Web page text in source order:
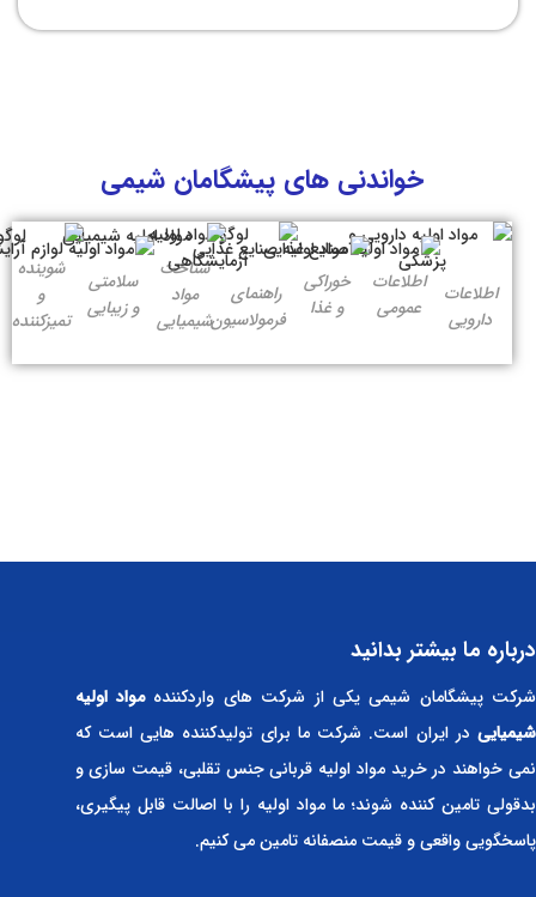
خواندنی های پیشگامان شیمی
اطلاعات
دارویی
اطلاعات
عمومی
خوراکی
و غذا
راهنمای
فرمولاسیون
شناخت
مواد
شیمیایی
سلامتی
و زیبایی
شوینده
و
تمیزکننده
درباره ما بیشتر بدانید
شرکت پیشگامان شیمی یکی از شرکت های واردکنندهمواد اولیه
شیمیایی در ایران است. شرکت ما برای تولیدکننده هایی است که
نمی خواهند در خرید مواد اولیه قربانی جنس تقلبی، قیمت سازی و
بدقولی تامین کننده شوند؛ ما مواد اولیه را با اصالت قابل پیگیری،
پاسخگویی واقعی و قیمت منصفانه تامین می کنیم.